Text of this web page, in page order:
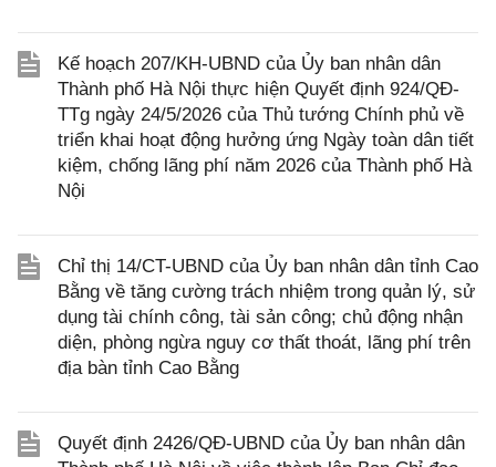
Kế hoạch 207/KH-UBND của Ủy ban nhân dân
Thành phố Hà Nội thực hiện Quyết định 924/QĐ-
TTg ngày 24/5/2026 của Thủ tướng Chính phủ về
triển khai hoạt động hưởng ứng Ngày toàn dân tiết
kiệm, chống lãng phí năm 2026 của Thành phố Hà
Nội
Chỉ thị 14/CT-UBND của Ủy ban nhân dân tỉnh Cao
Bằng về tăng cường trách nhiệm trong quản lý, sử
dụng tài chính công, tài sản công; chủ động nhận
diện, phòng ngừa nguy cơ thất thoát, lãng phí trên
địa bàn tỉnh Cao Bằng
Quyết định 2426/QĐ-UBND của Ủy ban nhân dân